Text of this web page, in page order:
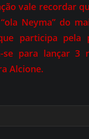
vale recordar
Neyma” do
participa
se para lançar 3
Alcione.